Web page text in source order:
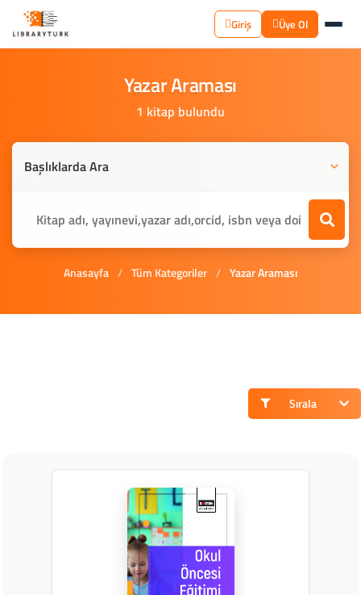
Giriş Üye Ol
YazarAraması
1 kitap bulundu
Anasayfa / Tüm Kategoriler / Yazar Araması
Sırala